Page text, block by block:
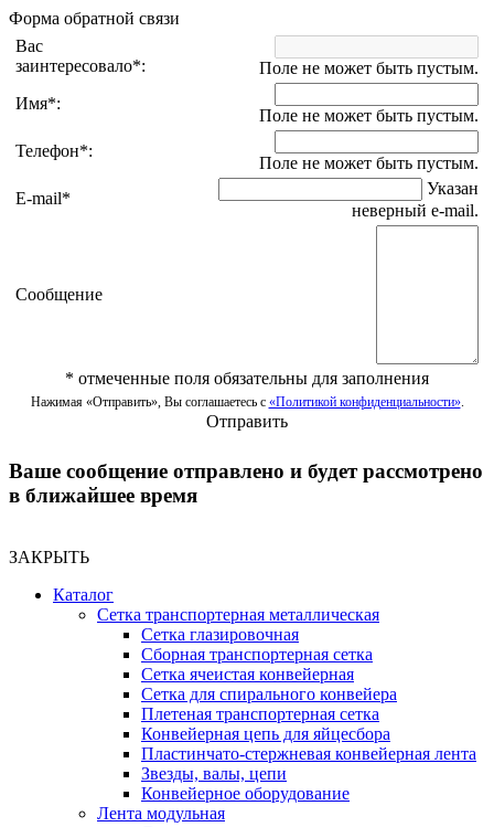
Форма обратной связи
Вас
заинтересовало*:
Поле не может быть пустым.
Имя*:
Поле не может быть пустым.
Телефон*:
Поле не может быть пустым.
E-mail*
Указан
неверный e-mail.
Сообщение
* отмеченные поля обязательны для заполнения
Нажимая «Отправить», Вы соглашаетесь с «Политикой конфиденциальности».
Отправить
Ваше сообщение отправлено и будет рассмотрено
в ближайшее время
ЗАКРЫТЬ
Каталог
Сетка транспортерная металлическая
Сетка глазировочная
Сборная транспортерная сетка
Сетка ячеистая конвейерная
Сетка для спирального конвейера
Плетеная транспортерная сетка
Конвейерная цепь для яйцесбора
Пластинчато-стержневая конвейерная лента
Звезды, валы, цепи
Конвейерное оборудование
Лента модульная